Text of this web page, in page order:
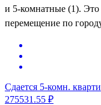
и 5-комнатные (1).
перемещение по
Сдается 5-комн.
275531.55 ₽